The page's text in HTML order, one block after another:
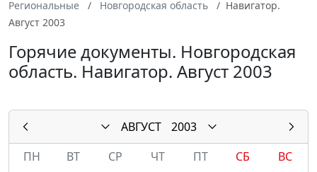
Региональные
Новгородская область
Навигатор.
Август 2003
Горячие документы. Новгородская
область. Навигатор. Август 2003
АВГУСТ
2003
ПН
ВТ СР ЧТ ПТ СБ
ВС